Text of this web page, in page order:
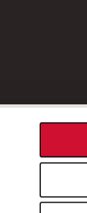
Bei Fragen zu
wenden Sie sich